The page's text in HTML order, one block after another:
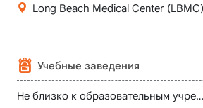
Long Beach Medical Center (LBMC)
Учебные заведения
Не близко к образовательным